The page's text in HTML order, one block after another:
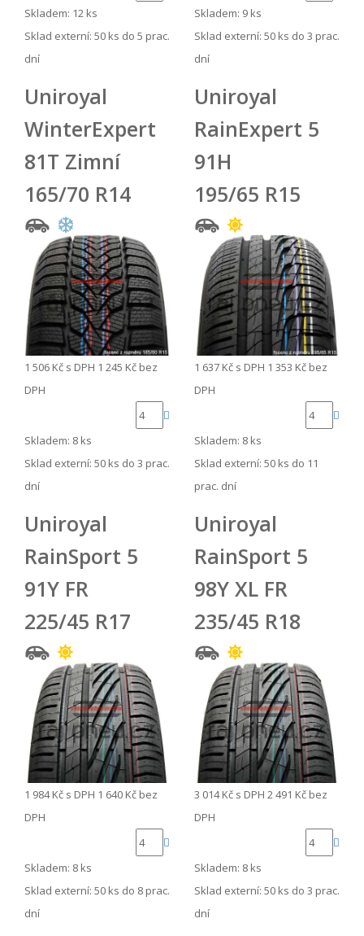
Skladem: 12 ks
Sklad externí: 50 ks do 5 prac.
dní
Skladem: 9 ks
Sklad externí: 50 ks do 3 prac.
dní
Uniroyal
WinterExpert
81T Zimní
165/70 R14
1 506 Kč s DPH 1 245 Kč bez
DPH
Skladem: 8 ks
Sklad externí: 50 ks do 3 prac.
dní
Uniroyal
RainExpert 5
91H
195/65 R15
1 637 Kč s DPH 1 353 Kč bez
DPH
Skladem: 8 ks
Sklad externí: 50 ks do 11
prac. dní
Uniroyal
RainSport 5
91Y FR
225/45 R17
1 984 Kč s DPH 1 640 Kč bez
DPH
Skladem: 8 ks
Sklad externí: 50 ks do 8 prac.
dní
Uniroyal
RainSport 5
98Y XL FR
235/45 R18
3 014 Kč s DPH 2 491 Kč bez
DPH
Skladem: 8 ks
Sklad externí: 50 ks do 3 prac.
dní